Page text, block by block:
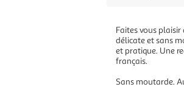
Faites vous
délicate et sans
et pratique. Une
français.
Sans moutarde.